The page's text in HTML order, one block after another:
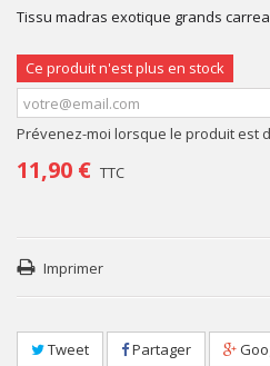
Tissu madras exotique grands
Ce produit n'est plus en stock
Prévenez-moi lorsque le produit est
11,90 € TTC
Imprimer
Tweet Partager